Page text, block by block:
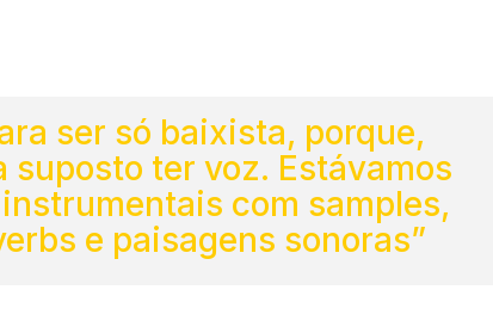
ser só baixista, porque,
ter voz. Estávamos
com samples,
e paisagens sonoras”